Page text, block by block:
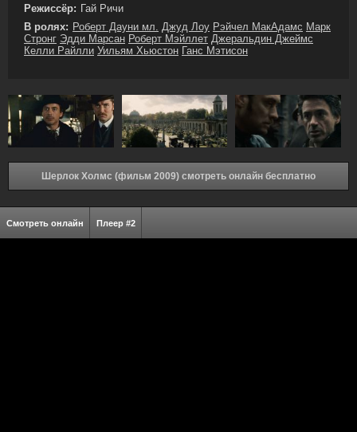
Режиссёр: Гай Ричи
В ролях: Роберт Дауни мл. Джуд Лоу Рэйчел МакАдамс Марк
Стронг Эдди Марсан Роберт Мэйллет Джеральдин Джеймс
Келли Райлли Уильям Хьюстон Ганс Мэтисон
Шерлок Холмс (фильм 2009) смотреть онлайн бесплатно
Смотреть онлайн Плеер #2